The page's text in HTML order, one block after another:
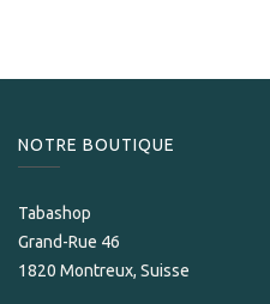
NOTRE BOUTIQUE
Tabashop
Grand-Rue 46
1820 Montreux, Suisse